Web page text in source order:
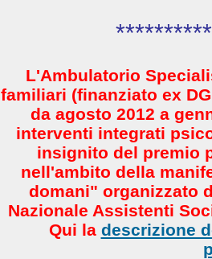
L'Ambulatorio
familiari (finanziato ex
da agosto 2012 a
interventi integrati
insignito del premio
nell'ambito della
domani" organizzato
Nazionale Assistenti
Qui la descrizione